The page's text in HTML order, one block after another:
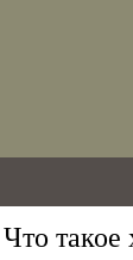
Что такое